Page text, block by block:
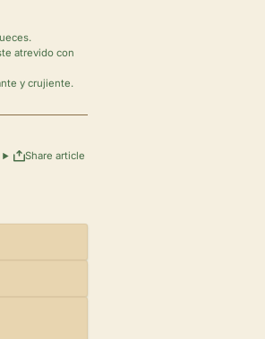
atrevido con
y crujiente.
Share article